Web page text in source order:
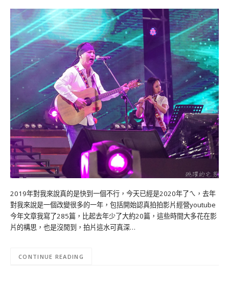
2019年對我來說真的是快到一個不行，今天已經是2020年了ㄟ，去年
對我來說是一個改變很多的一年，包括開始認真拍拍影片經營youtube
今年文章我寫了285篇，比起去年少了大約20篇，這些時間大多花在影
片的構思，也是沒閒到，拍片這水可真深…
CONTINUE READING